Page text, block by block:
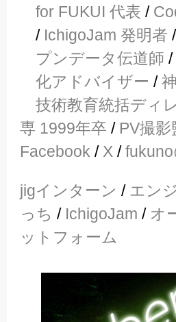
for FUKUI 代表 /
/ IchigoJam 発明者 /
プンデータ伝道師 /
化アドバイザー /
技術教育統括ディ
専 1999年卒 / PV撮影
Facebook / X /
jigインターン / エン
っち / IchigoJam / オ
ットフォーム